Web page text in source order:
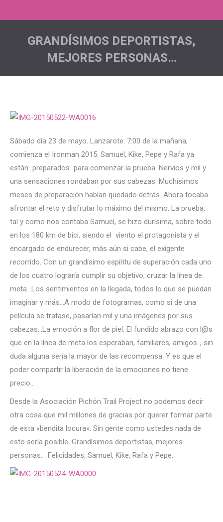
GRANDÍSIMOS DEPORTISTAS,
MEJORES PERSONAS…
Sábado día 23 de mayo. Lanzarote. 7:00 de la mañana,
comienza el Ironman 2015. Samuel, Kike, Pepe y Rafa ya
están preparados para comenzar la prueba. Nervios y mil y
una sensaciones rondaban por sus cabezas. Muchísimos
meses de preparación habían quedado detrás. Ahora tocaba
afrontar el reto y disfrutar lo máximo del mismo. La prueba,
tal y como nos contaba Samuel, se hizo durísima, sobre todo
en los 180 km de bici, siendo el viento el protagonista y el
encargado de endurecer, más aún si cabe, el exigente
recorrido. Con un grandísimo espíritu de superación cada uno
de los cuatro lograría cumplir su objetivo, cruzar la línea de
meta…Los sentimientos en la llegada, todos lo que se puedan
imaginar y más…A modo de fotogramas, como si de una
película se tratase, pasarían mil y una imágenes por sus
cabezas…La emoción a flor de piel. El fundido abrazo con l@s
que en la línea de meta los esperaban, familiares, amigos.., sin
duda alguna sería la mayor de las recompensa. Y es que el
poder compartir la liberación de la emociones no tiene
precio…
Desde la Asociación Pichón Trail Project no podemos decir
otra cosa que mil millones de gracias por querer formar parte
de esta «bendita locura». Sin gente como ustedes nada de
esto sería posible. Grandísimos deportistas, mejores
personas.. Felicidades, Samuel, Kike, Rafa y Pepe.